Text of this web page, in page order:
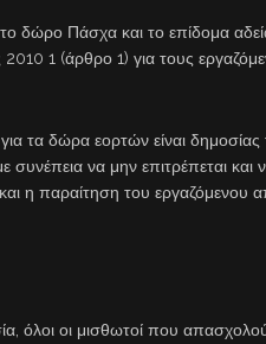
δώρο Πάσχα και το επίδομα
1 (άρθρο 1) για τους
για τα δώρα εορτών είναι
να μην επιτρέπεται και
η παραίτηση του εργαζόμενου
όλοι οι μισθωτοί που